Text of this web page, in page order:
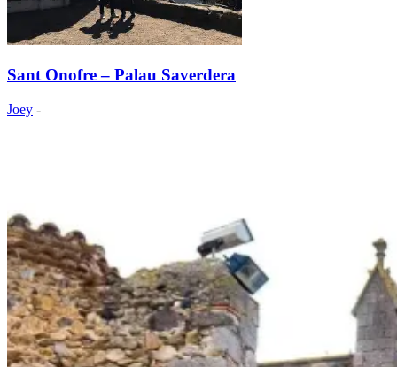
Sant Onofre – Palau Saverdera
Joey -